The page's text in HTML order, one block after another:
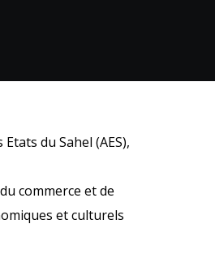
du Sahel (AES),
commerce et de
et culturels